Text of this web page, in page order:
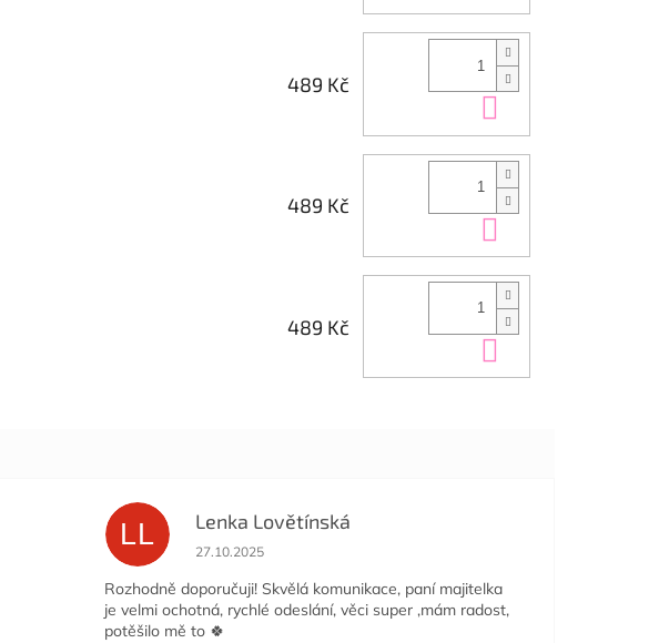
489 Kč
489 Kč
489 Kč
LL Lenka Lovětínská
Hodnocení obchodu je 5 z 5 hvězdiček.
27.10.2025
Rozhodně doporučuji! Skvělá komunikace, paní majitelka
je velmi ochotná, rychlé odeslání, věci super ,mám radost,
potěšilo mě to 🍀